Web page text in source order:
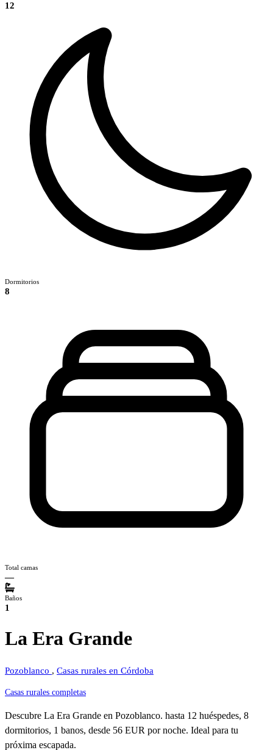
12
Dormitorios
8
Total camas
—
Baños
1
La Era Grande
Pozoblanco , Casas rurales en Córdoba
Casas rurales completas
Descubre La Era Grande en Pozoblanco. hasta 12 huéspedes, 8
dormitorios, 1 banos, desde 56 EUR por noche. Ideal para tu
próxima escapada.